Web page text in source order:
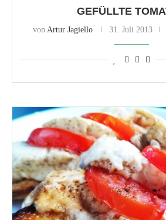
GEFÜLLTE
von Artur Jagiello 31. Juli 2013